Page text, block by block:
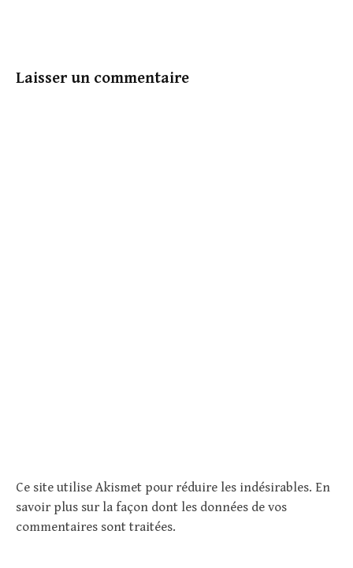
Laisser un commentaire
Ce site utilise Akismet pour réduire les indésirables. En
savoir plus sur la façon dont les données de vos
commentaires sont traitées.